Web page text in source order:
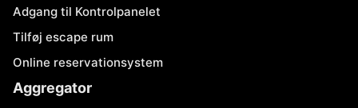
Adgang til Kontrolpanelet
Tilføj escape rum
Online reservationsystem
Aggregator